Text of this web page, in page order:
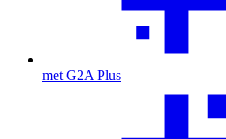
met G2A Plus